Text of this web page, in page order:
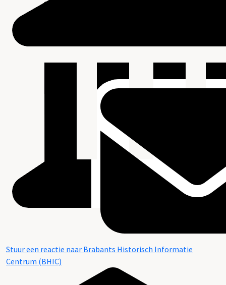
Stuur een reactie naar Brabants Historisch Informatie
Centrum (BHIC)